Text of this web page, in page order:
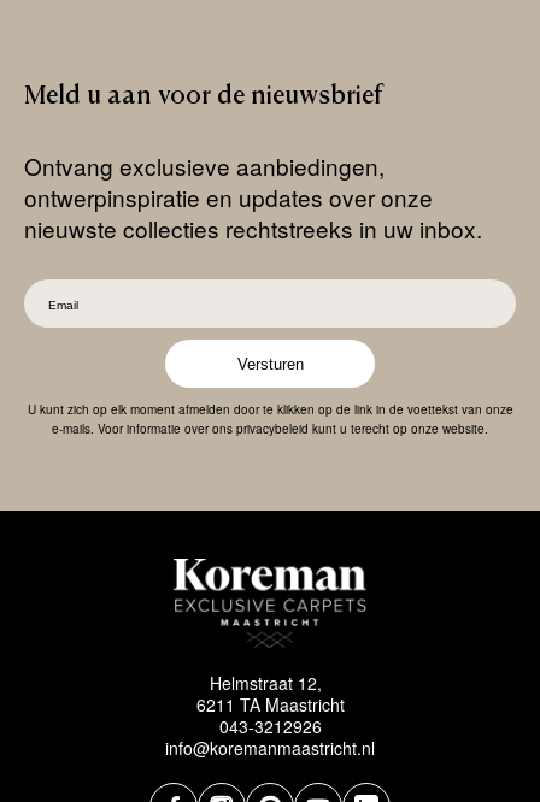
Meld u aan voor de nieuwsbrief
Ontvang exclusieve aanbiedingen,
ontwerpinspiratie en updates over onze
nieuwste collecties rechtstreeks in uw inbox.
Versturen
U kunt zich op elk moment afmelden door te klikken op de link in de voettekst van onze
e-mails. Voor informatie over ons privacybeleid kunt u terecht op onze website.
Helmstraat 12,
6211 TA Maastricht
043-3212926
info@koremanmaastricht.nl